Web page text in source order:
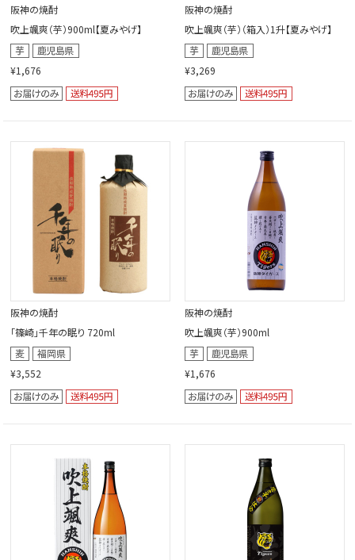
阪神の焼酎
吹上颯爽（芋）900ml【夏みやげ】
¥1,676
阪神の焼酎
吹上颯爽（芋）（箱入）1升【夏みやげ】
¥3,269
阪神の焼酎
「篠崎」千年の眠り 720ml
¥3,552
阪神の焼酎
吹上颯爽（芋）900ml
¥1,676